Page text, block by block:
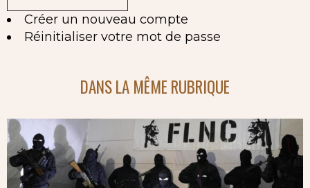
Créer un nouveau compte
Réinitialiser votre mot de passe
DANS LA MÊME RUBRIQUE